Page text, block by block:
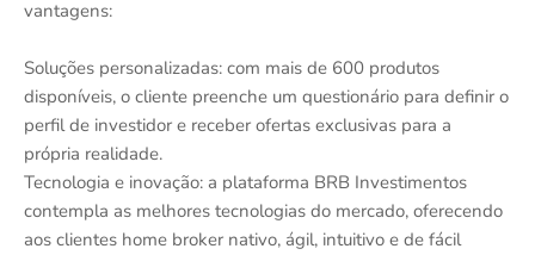
vantagens:
Soluções personalizadas: com mais de 600 produtos
disponíveis, o cliente preenche um questionário para definir o
perfil de investidor e receber ofertas exclusivas para a
própria realidade.
Tecnologia e inovação: a plataforma BRB Investimentos
contempla as melhores tecnologias do mercado, oferecendo
aos clientes home broker nativo, ágil, intuitivo e de fácil